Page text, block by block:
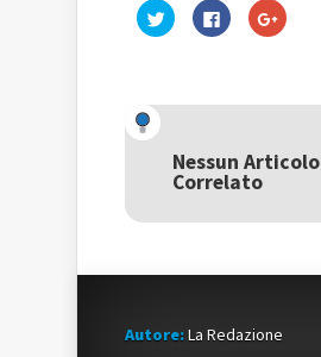
Fai
clic
una
nuova
finestra)
Fai
clic
nuova
finestra)
Fai
clic
una
nuova
Nessun Articolo
Correlato
Autore:La Redazione